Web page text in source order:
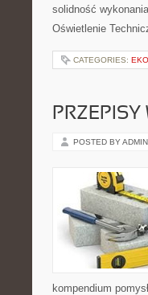
solidność
Oświetlenie
CATEGORIES:
POSTED BY ADMIN
kompendium